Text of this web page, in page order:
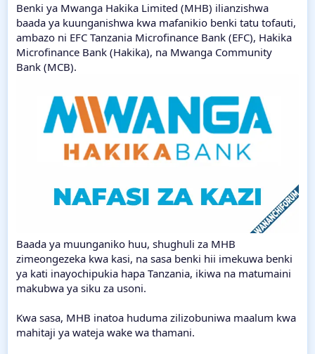
Benki ya Mwanga Hakika Limited (MHB) ilianzishwa
baada ya kuunganishwa kwa mafanikio benki tatu tofauti,
ambazo ni EFC Tanzania Microfinance Bank (EFC), Hakika
Microfinance Bank (Hakika), na Mwanga Community
Bank (MCB).
Baada ya muunganiko huu, shughuli za MHB
zimeongezeka kwa kasi, na sasa benki hii imekuwa benki
ya kati inayochipukia hapa Tanzania, ikiwa na matumaini
makubwa ya siku za usoni.
Kwa sasa, MHB inatoa huduma zilizobuniwa maalum kwa
mahitaji ya wateja wake wa thamani.